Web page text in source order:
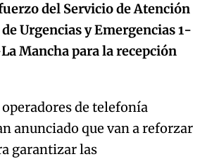
del Servicio de Atención
Urgencias y Emergencias 1-
Mancha para la recepción
de telefonía
anunciado que van a reforzar
garantizar las